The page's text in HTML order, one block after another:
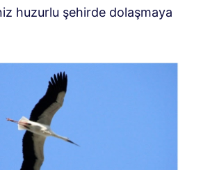
huzurlu şehirde dolaşmaya